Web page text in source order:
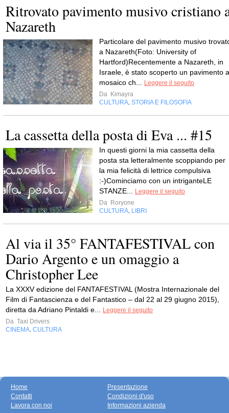
Ritrovato pavimento musivo cristiano
Nazareth
Particolare del pavimento musivo
a Nazareth(Foto: University of
Hartford)Recentemente a Nazareth, in
Israele, è stato scoperto un pavimento a
mosaico ch...
Leggere il seguito
Da Kimayra
CULTURA STORIA E FILOSOFIA
La cassetta della posta di Eva ... #15
In questi giorni la mia cassetta della
posta sta letteralmente scoppiando per
la mia felicità di lettrice compulsiva
:-)Cominciamo con un intriganteLE
STANZE...
Leggere il seguito
Da Roryone
CULTURA LIBRI
Al via il 35° FANTAFESTIVAL con
Dario Argento e un omaggio a
Christopher Lee
La XXXV edizione del FANTAFESTIVAL (Mostra Internazionale del
Film di Fantascienza e del Fantastico – dal 22 al 29 giugno 2015),
diretta da Adriano Pintaldi e...
Leggere il seguito
Da Taxi Drivers
CINEMA CULTURA
Home
Contatti
Lavora con noi
Presentazione
Condizioni d'uso
Informazioni azienda